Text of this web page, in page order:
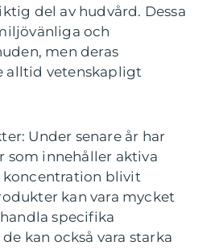
del av hudvård. Dessa
och
men deras
alltid vetenskapligt
Under senare år har
som innehåller aktiva
koncentration blivit
kan vara mycket
specifika
kan också vara starka